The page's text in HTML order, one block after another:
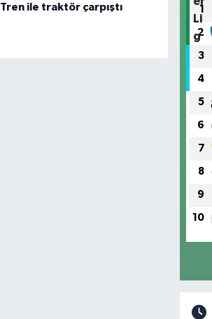
Tren ile traktör çarpıştı 1
2
3
4
5
6
7
8
9
10